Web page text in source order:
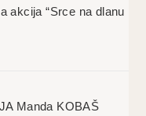
akcija “Srce na dlanu
Manda KOBAŠ